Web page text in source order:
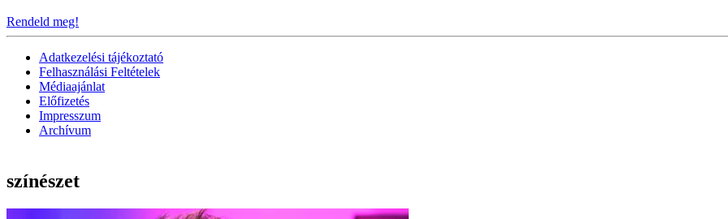
Rendeld meg!
Adatkezelési tájékoztató
Felhasználási Feltételek
Médiaajánlat
Előfizetés
Impresszum
Archívum
színészet